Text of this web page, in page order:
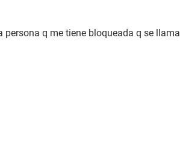
q me tiene bloqueada q se llama